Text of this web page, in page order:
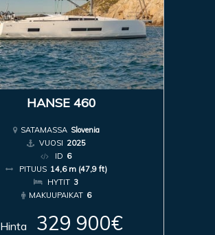
HANSE 460
SATAMASSA Slovenia
VUOSI 2025
ID 6
PITUUS 14,6 m (47,9 ft)
HYTIT 3
MAKUUPAIKAT 6
Hinta 329 900€